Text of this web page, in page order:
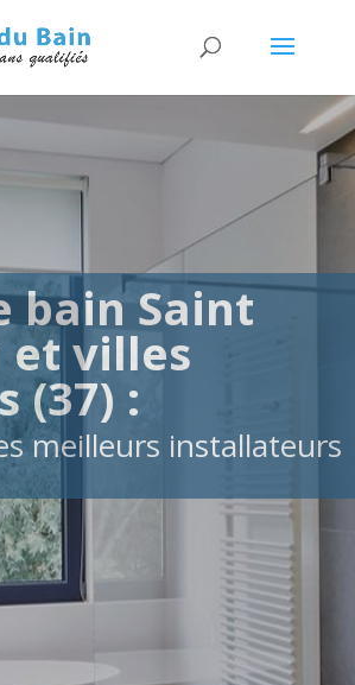
bain Saint
villes
(37) :
meilleurs installateurs